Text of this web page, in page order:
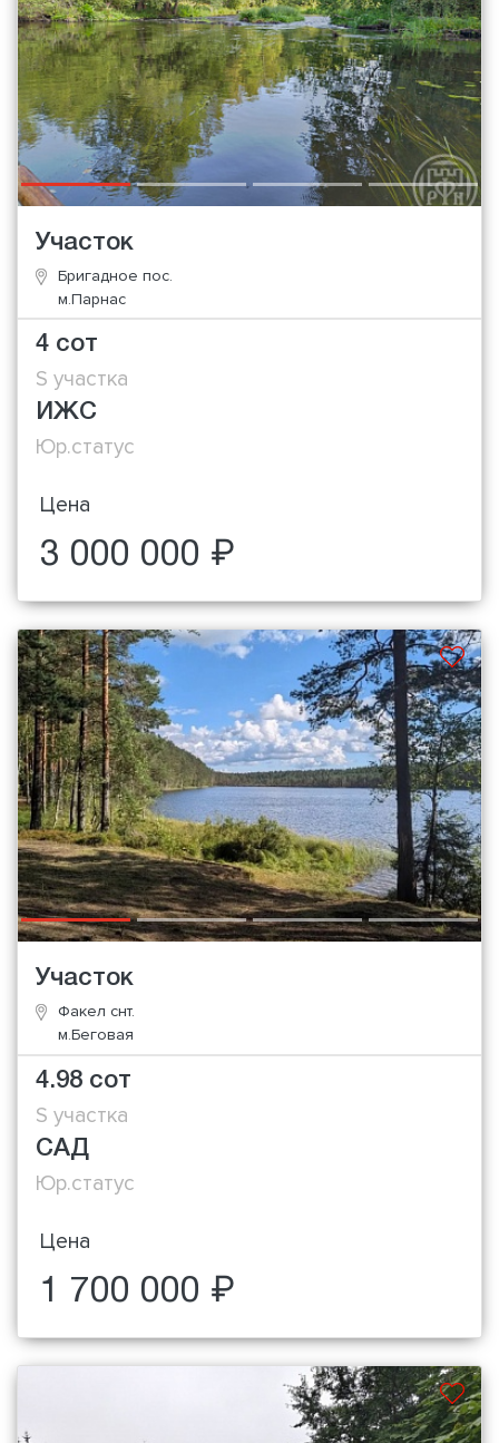
Участок
Бригадное пос.
м.Парнас
4 сот
S участка
ИЖС
Юр.статус
Цена
3 000 000 ₽
Участок
Факел снт.
м.Беговая
4.98 сот
S участка
САД
Юр.статус
Цена
1 700 000 ₽